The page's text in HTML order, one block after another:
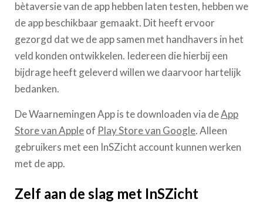
bètaversie van de app hebben laten testen, hebben we
de app beschikbaar gemaakt. Dit heeft ervoor
gezorgd dat we de app samen met handhavers in het
veld konden ontwikkelen. Iedereen die hierbij een
bijdrage heeft geleverd willen we daarvoor hartelijk
bedanken.
De Waarnemingen App is te downloaden via deApp
Store van Appleof Play Store van Google. Alleen
gebruikers met een InSZicht account kunnen werken
met de app.
Zelf aan de slag met InSZicht